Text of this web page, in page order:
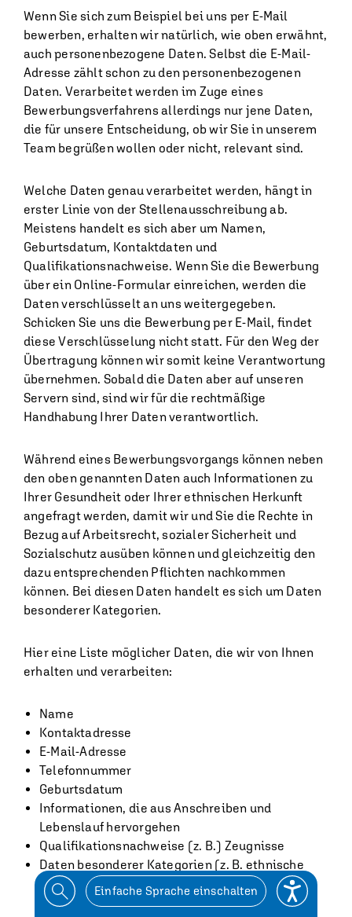
Einfache Sprache einschalten
Wenn Sie sich zum Beispiel bei uns per E-Mail
bewerben, erhalten wir natürlich, wie oben erwähnt,
auch personenbezogene Daten. Selbst die E-Mail-
Adresse zählt schon zu den personenbezogenen
Daten. Verarbeitet werden im Zuge eines
Bewerbungsverfahrens allerdings nur jene Daten,
die für unsere Entscheidung, ob wir Sie in unserem
Team begrüßen wollen oder nicht, relevant sind.
Welche Daten genau verarbeitet werden, hängt in
erster Linie von der Stellenausschreibung ab.
Meistens handelt es sich aber um Namen,
Geburtsdatum, Kontaktdaten und
Qualifikationsnachweise. Wenn Sie die Bewerbung
über ein Online-Formular einreichen, werden die
Daten verschlüsselt an uns weitergegeben.
Schicken Sie uns die Bewerbung per E-Mail, findet
diese Verschlüsselung nicht statt. Für den Weg der
Übertragung können wir somit keine Verantwortung
übernehmen. Sobald die Daten aber auf unseren
Servern sind, sind wir für die rechtmäßige
Handhabung Ihrer Daten verantwortlich.
Während eines Bewerbungsvorgangs können neben
den oben genannten Daten auch Informationen zu
Ihrer Gesundheit oder Ihrer ethnischen Herkunft
angefragt werden, damit wir und Sie die Rechte in
Bezug auf Arbeitsrecht, sozialer Sicherheit und
Sozialschutz ausüben können und gleichzeitig den
dazu entsprechenden Pflichten nachkommen
können. Bei diesen Daten handelt es sich um Daten
besonderer Kategorien.
Hier eine Liste möglicher Daten, die wir von Ihnen
erhalten und verarbeiten:
Name
Kontaktadresse
E-Mail-Adresse
Telefonnummer
Geburtsdatum
Informationen, die aus Anschreiben und
Lebenslauf hervorgehen
Qualifikationsnachweise (z. B.) Zeugnisse
Daten besonderer Kategorien (z. B. ethnische
Herkunft, Gesundheitsdaten, religiöse
Überzeugungen)